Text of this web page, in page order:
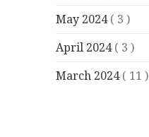
May 2024 ( 3 )
April 2024 ( 3 )
March 2024 ( 11 )